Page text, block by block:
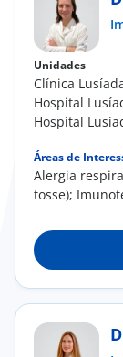
Sport
a nós
EN
Unidades
Clínica
Hospital
Hospital
Áreas de
Alergia
tosse);